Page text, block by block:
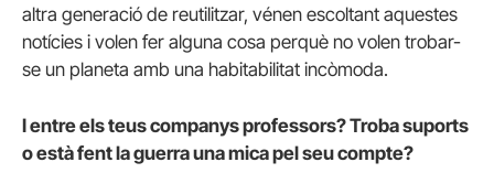
altra generació de reutilitzar, vénen escoltant aquestes
notícies i volen fer alguna cosa perquè no volen trobar-
se un planeta amb una habitabilitat incòmoda.
I entre els teus companys professors? Troba suports
o està fent la guerra una mica pel seu compte?